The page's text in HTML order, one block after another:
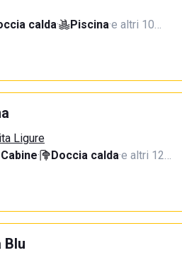
calda· Piscina·e altri 10…
Ligure
Cabine· Doccia calda·e altri 12…
Blu